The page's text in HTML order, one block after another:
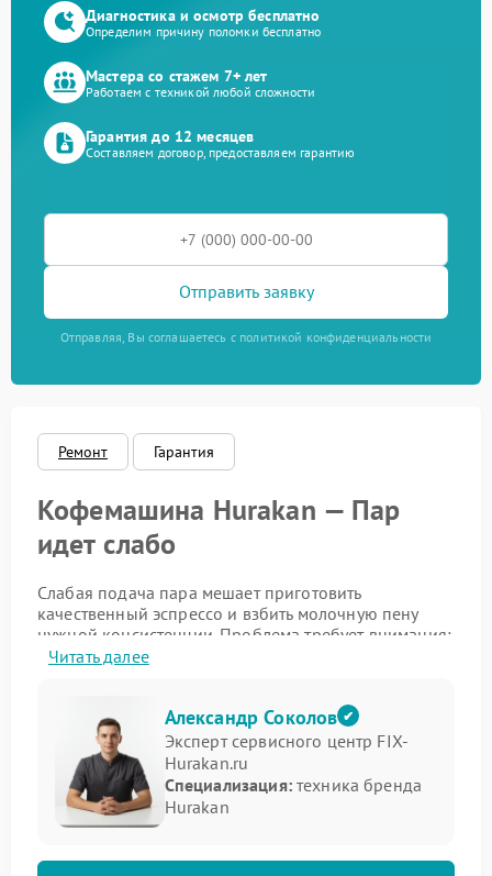
Диагностика и осмотр бесплатно
Определим причину поломки бесплатно
Мастера со стажем 7+ лет
Работаем с техникой любой сложности
Гарантия до 12 месяцев
Составляем договор, предоставляем гарантию
Отправить заявку
Отправляя, Вы соглашаетесь с политикой конфиденциальности
Ремонт Гарантия
Кофемашина Hurakan — Пар
идет слабо
Слабая подача пара мешает приготовить
качественный эспрессо и взбить молочную пену
нужной консистенции. Проблема требует внимания:
без своевременного реагирования она может
Чтобы понять, в чем причина неполадки, изучите
типичные факторы, вызывающие ослабление
парового потока:
засорение паровой трубки — остатки молока и
минеральные отложения сужают проход;
недостаточный нагрев бойлера — сбой в работе
Читать далее
Александр Соколов
Эксперт сервисного центр FIX-
Hurakan.ru
Специализация:техника бренда
Hurakan